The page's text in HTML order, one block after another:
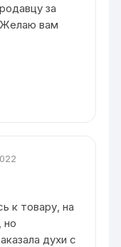
за
Желаю вам
к товару, на
но
духи с